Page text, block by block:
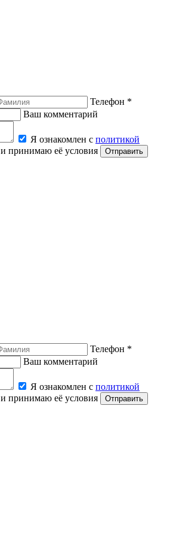
Телефон *
Ваш комментарий
Я ознакомлен с политикой
и принимаю её условия Отправить
Телефон *
Ваш комментарий
Я ознакомлен с политикой
и принимаю её условия Отправить